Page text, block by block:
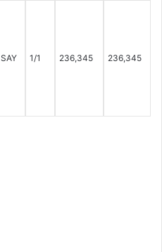
SAY 1/1 236,345 236,345